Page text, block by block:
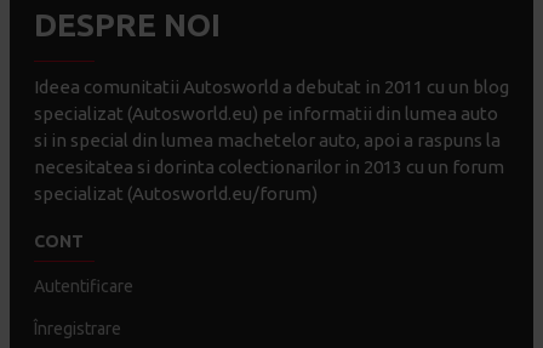
DESPRE NOI
Ideea comunitatii Autosworld a debutat in 2011 cu un blog
specializat (Autosworld.eu) pe informatii din lumea auto
si in special din lumea machetelor auto, apoi a raspuns la
necesitatea si dorinta colectionarilor in 2013 cu un forum
specializat (Autosworld.eu/forum)
CONT
Autentificare
Înregistrare